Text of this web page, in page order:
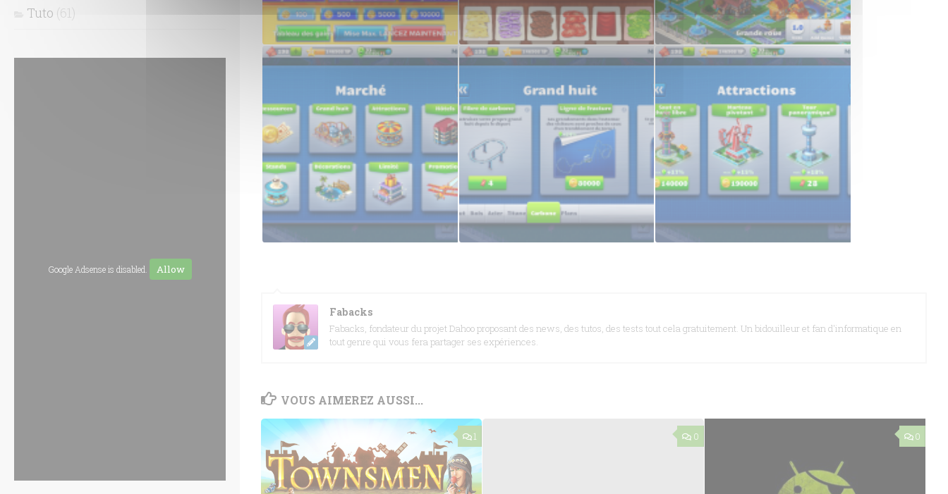
Des minis jeux : jackpot Des minis jeux : faire des recettes Le parc
Fabacks
Fabacks, fondateur du projet Dahoo proposant des news, des tutos, des tests tout cela gratuitement. Un bidouilleur et fan d'informatique en
tout genre qui vous fera partager ses expériences.
VOUS AIMEREZ AUSSI...
1 0 0
Tuto (61)
Google Adsense is disabled. Allow